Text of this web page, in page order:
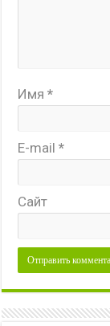
Имя*
E-mail*
Сайт